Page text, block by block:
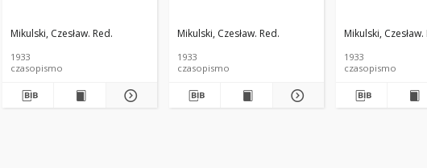
Mikulski, Czesław. Red.
1933
czasopismo
Mikulski, Czesław. Red.
1933
czasopismo
Mikulski, Czesław.
1933
czasopismo